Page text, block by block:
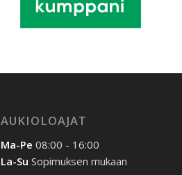
AUKIOLOAJAT
Ma-Pe 08:00 - 16:00
La-Su Sopimuksen mukaan